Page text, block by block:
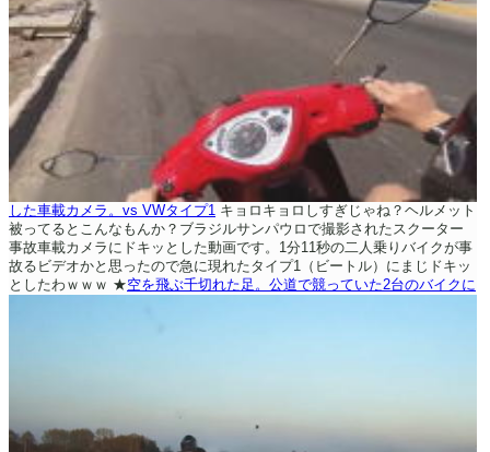
した車載カメラ。vs VWタイプ1 キョロキョロしすぎじゃね？ヘルメット
被ってるとこんなもんか？ブラジルサンパウロで撮影されたスクーター
事故車載カメラにドキッとした動画です。1分11秒の二人乗りバイクが事
故るビデオかと思ったので急に現れたタイプ1（ビートル）にまじドキッ
としたわｗｗｗ ★空を飛ぶ千切れた足。公道で競っていた2台のバイクに